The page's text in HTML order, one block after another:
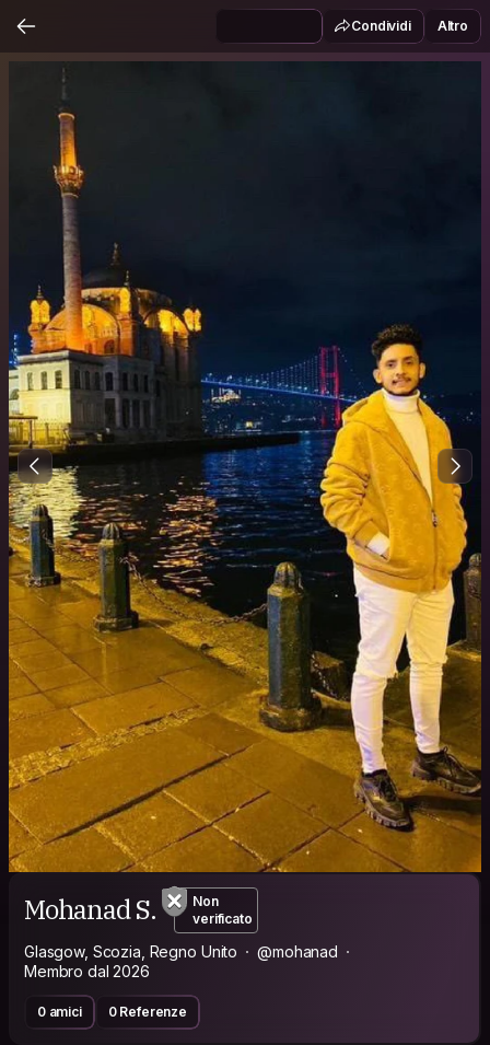
Condividi Altro
Mohanad S.
Non
verificato
Glasgow, Scozia, Regno Unito
@mohanad
Membro dal 2026
0 amici 0 Referenze